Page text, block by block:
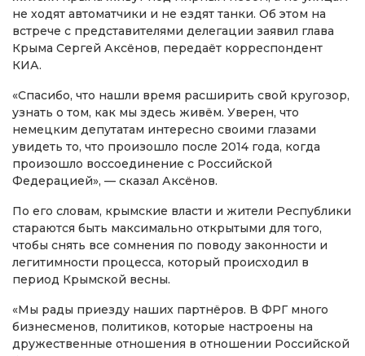
не ходят автоматчики и не ездят танки. Об этом на
встрече с представителями делегации заявил глава
Крыма Сергей Аксёнов, передаёт корреспондент
КИА.
«Спасибо, что нашли время расширить свой кругозор,
узнать о том, как мы здесь живём. Уверен, что
немецким депутатам интересно своими глазами
увидеть то, что произошло после 2014 года, когда
произошло воссоединение с Российской
Федерацией», — сказал Аксёнов.
По его словам, крымские власти и жители Республики
стараются быть максимально открытыми для того,
чтобы снять все сомнения по поводу законности и
легитимности процесса, который происходил в
период Крымской весны.
«Мы рады приезду наших партнёров. В ФРГ много
бизнесменов, политиков, которые настроены на
дружественные отношения в отношении Российской